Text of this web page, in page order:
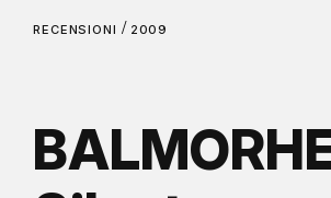
RECENSIONI / 2009